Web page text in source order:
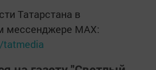
Татарстана в
мессенджере MАХ: